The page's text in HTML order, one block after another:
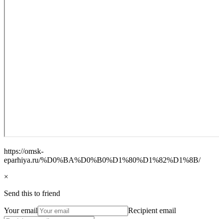
https://omsk-
eparhiya.ru/%D0%BA%D0%B0%D1%80%D1%82%D1%8B/
×
Send this to friend
Your email Recipient email